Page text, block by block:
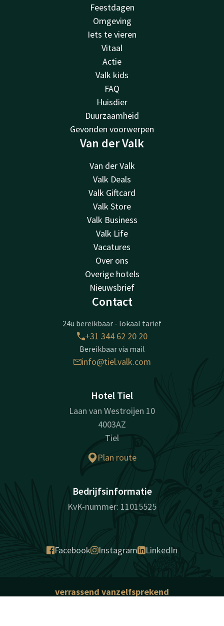
Feestdagen
Omgeving
Iets te vieren
Vitaal
Actie
Valk kids
FAQ
Huisdier
Duurzaamheid
Gevonden voorwerpen
Van der Valk
Van der Valk
Valk Deals
Valk Giftcard
Valk Store
Valk Business
Valk Life
Vacatures
Over ons
Overige hotels
Nieuwsbrief
Contact
24u bereikbaar - lokaal tarief
+31 344 62 20 20
Bereikbaar via mail
info@tiel.valk.com
Hotel Tiel
Laan van Westroijen 10
4003AZ
Tiel
Plan route
Bedrijfsinformatie
KvK-nummer: 11015525
Facebook Instagram LinkedIn
verrassend vanzelfsprekend